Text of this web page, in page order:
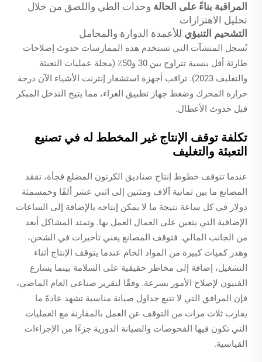
المراقبة بناءً على الحالة وحدات الطي واللصق من خلال
تحليل الاهتزازات
التشحيم التنبؤي للأعمدة الدوارة والمحامل
تُسجل المنشآت التي تستخدم هذه الممارسات حدوث إصلاحات
طارئة أقل بنسبة تتراوح بين 30 و50٪ (مجلة عمليات التعبئة
والتغليف 2023). تراقب أجهزة استشعار إنترنت الأشياء الآن درجة
حرارة المحرك وضغط جهاز تطبيق الغراء، مما يتيح التدخل المبكر
قبل حدوث الأعطال.
تكلفة توقف الإنتاج غير المخطط له في تصنيع
التعبئة والتغليف
عندما تتوقف خطوط إنتاج صناديق الكرتون المضلع فجأة، تفقد
المصانع ما بين ثمانية آلاف ومئتين إلى اثني عشر ألفًا وخمسمئة
دولار في كل ساعة نتيجة ما لا يمكن إنتاجه بالإضافة إلى الساعات
الإضافية التي يتعين على العمال العمل بها. وتمتد المشاكل أبعد
من الجانب المالي. فتوقف المصانع يعني تأخيرات في الشحن،
وهدر كميات كبيرة من المواد الخام عندما يتوقف الإنتاج أثناء
التشغيل، إضافة إلى مخاطر حقيقية على السلامة بينما يسارع
الفنيون لإصلاح الأمور بسرعة. وفقًا لتقرير صناعي العام الماضي،
فإن المرافق التي لا تتبع جداول صيانة مناسبة تشهد عادةً ما
يقارب ثلاث مرات من التوقف عن العمل بالمقارنة مع العمليات
التي تكون فيها الفحوصات والصيانة الدورية جزءًا من الإجراءات
القياسية.